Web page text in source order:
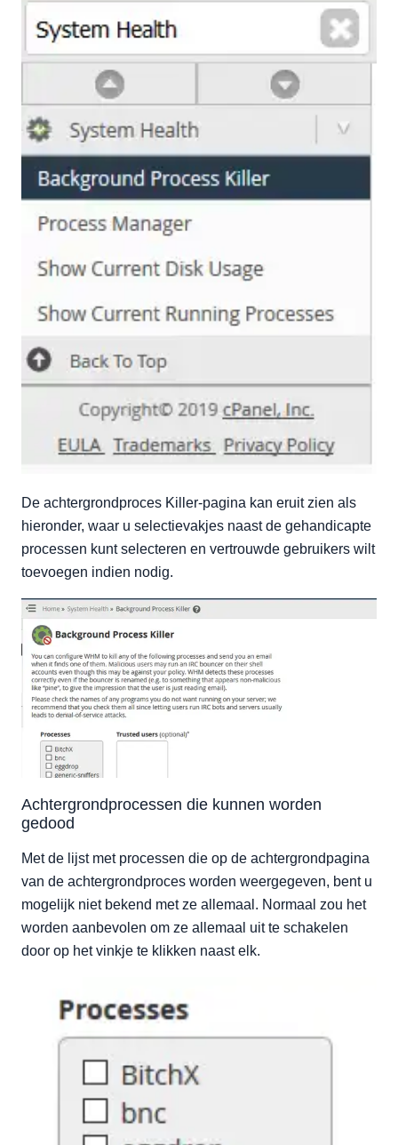
De achtergrondproces Killer-pagina kan eruit zien als
hieronder, waar u selectievakjes naast de gehandicapte
processen kunt selecteren en vertrouwde gebruikers wilt
toevoegen indien nodig.
Achtergrondprocessen die kunnen worden
gedood
Met de lijst met processen die op de achtergrondpagina
van de achtergrondproces worden weergegeven, bent u
mogelijk niet bekend met ze allemaal. Normaal zou het
worden aanbevolen om ze allemaal uit te schakelen
door op het vinkje te klikken naast elk.